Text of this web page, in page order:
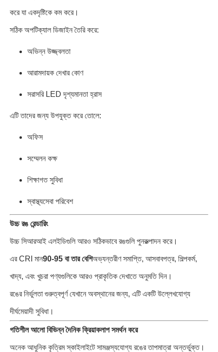
করে যা একদৃষ্টিকে কম করে।
সঠিক অপটিক্যাল ডিজাইন তৈরি করে:
অভিন্ন উজ্জ্বলতা
আরামদায়ক দেখার কোণ
সরাসরি LED দৃশ্যমানতা হ্রাস
এটি তাদের জন্য উপযুক্ত করে তোলে:
অফিস
সম্মেলন কক্ষ
শিক্ষাগত সুবিধা
স্বাস্থ্যসেবা পরিবেশ
উচ্চ রঙ রেন্ডারিং
উচ্চ সিআরআই এলইডিগুলি আরও সঠিকভাবে রঙগুলি পুনরুত্পাদন করে।
এর CRI মান90-95 বা তার বেশিঅভ্যন্তরীণ সমাপ্তি, আসবাবপত্র, শিল্পকর্ম,
খাদ্য, এবং খুচরা পণ্যগুলিকে আরও প্রাকৃতিক দেখাতে অনুমতি দিন।
রঙের নির্ভুলতা গুরুত্বপূর্ণ যেখানে অবস্থানের জন্য, এটি একটি উল্লেখযোগ্য
দীর্ঘমেয়াদী সুবিধা।
গতিশীল আলো বিভিন্ন দৈনিক ক্রিয়াকলাপ সমর্থন করে
অনেক আধুনিক কৃত্রিম স্কাইলাইটে সামঞ্জস্যযোগ্য রঙের তাপমাত্রা অন্তর্ভুক্ত।